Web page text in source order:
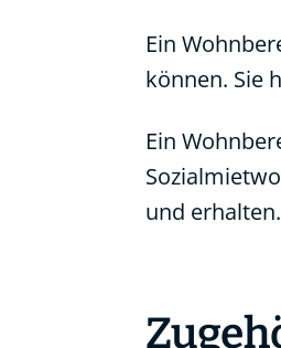
Ein
können. Sie
Ein
und erhalten.